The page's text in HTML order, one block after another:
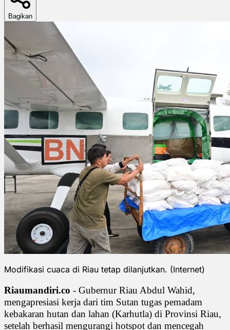
Bagikan
Modifikasi cuaca di Riau tetap dilanjutkan. (Internet)
Riaumandiri.co - Gubernur Riau Abdul Wahid,
mengapresiasi kerja dari tim Sutan tugas pemadam
kebakaran hutan dan lahan (Karhutla) di Provinsi Riau,
setelah berhasil mengurangi hotspot dan mencegah